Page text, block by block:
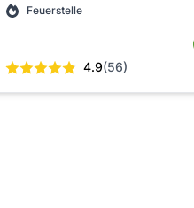
Feuerstelle
4.9(56)